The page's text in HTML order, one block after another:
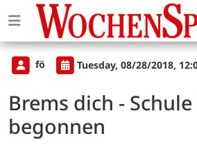
fö Tuesday, 08/28/2018,
Brems dich -
begonnen